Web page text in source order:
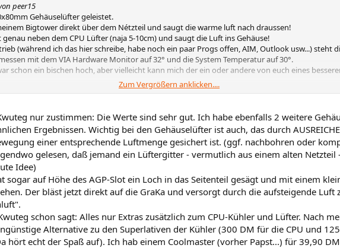
peer15
Gehäuselüfter geleistet.
Bigtower direkt über dem Nétzteil und saugt die warme luft nach draussen!
genau neben dem CPU Lüfter (naja 5-10cm) und saugt die Luft ins Gehäuse!
(während ich das hier schreibe, habe noch ein paar Progs offen, AIM, Outlook usw...) steht
mit dem VIA Hardware Monitor auf 32° und die System Temperatur auf 30°.
schon ein bischen hoch, aber vielleicht kann mich der ein oder andere von euch eines
TB @ 1000 MHz (weil eben net übertaktet
)
Mainboard mit TITAN Majesty CPU Kühler
Speicher
Drive Festplatte
32)
so'n Kram... interessiert ja eh net!
Zum Vergrößern anklicken....
nur zustimmen: Die Werte sind sehr gut. Ich habe ebenfalls 2 weitere
Ergebnissen. Wichtig bei den Gehäuselüfter ist auch, das durch
einer entsprechende Luftmenge gesichert ist. (ggf. nachbohren oder
gelesen, daß jemand ein Lüftergitter - vermutlich aus einem alten Netzteil
Idee)
sogar auf Höhe des AGP-Slot ein Loch in das Seitenteil gesägt und mit einem
Der bläst jetzt direkt auf die GraKa und versorgt durch die aufsteigende Luft
schon sagt: Alles nur Extras zusätzlich zum CPU-Kühler und Lüfter. Nach
Alternative zu den Superlativen der Kühler (300 DM für die CPU und
hört echt der Spaß auf). Ich hab einem Coolmaster (vorher Papst...) für 39,90